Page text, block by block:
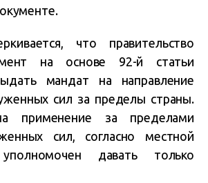
что правительство
на основе 92-й статьи
мандат на направление
сил за пределы страны.
применение за пределами
сил, согласно местной
уполномочен давать только